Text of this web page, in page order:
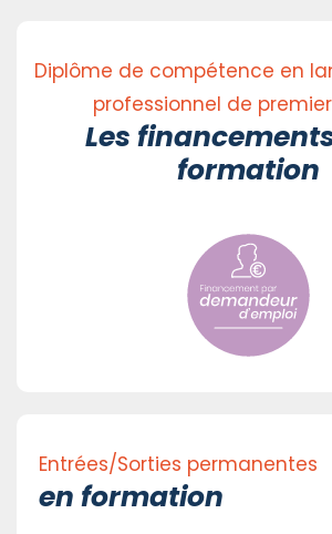
Diplôme de compétence en
professionnel de
Les
formation
Entrées/Sorties permanentes
en formation